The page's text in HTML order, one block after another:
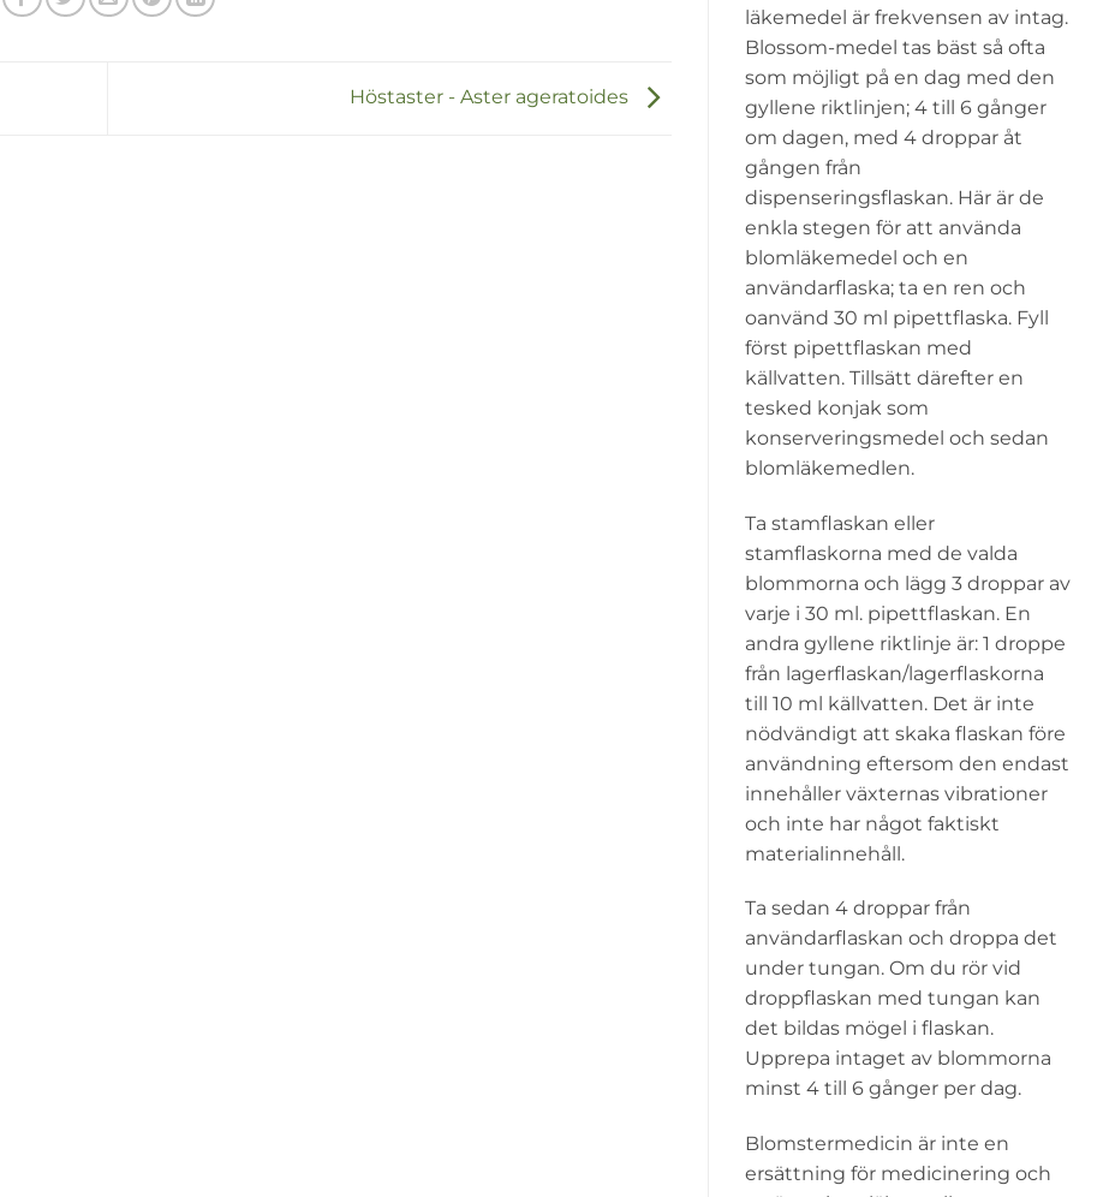
Höstaster - Aster ageratoides
läkemedel är frekvensen av intag.
Blossom-medel tas bäst så ofta
som möjligt på en dag med den
gyllene riktlinjen; 4 till 6 gånger
om dagen, med 4 droppar åt
gången från
dispenseringsflaskan. Här är de
enkla stegen för att använda
blomläkemedel och en
användarflaska; ta en ren och
oanvänd 30 ml pipettflaska. Fyll
först pipettflaskan med
källvatten. Tillsätt därefter en
tesked konjak som
konserveringsmedel och sedan
blomläkemedlen.
Ta stamflaskan eller
stamflaskorna med de valda
blommorna och lägg 3 droppar av
varje i 30 ml. pipettflaskan. En
andra gyllene riktlinje är: 1 droppe
från lagerflaskan/lagerflaskorna
till 10 ml källvatten. Det är inte
nödvändigt att skaka flaskan före
användning eftersom den endast
innehåller växternas vibrationer
och inte har något faktiskt
materialinnehåll.
Ta sedan 4 droppar från
användarflaskan och droppa det
under tungan. Om du rör vid
droppflaskan med tungan kan
det bildas mögel i flaskan.
Upprepa intaget av blommorna
minst 4 till 6 gånger per dag.
Blomstermedicin är inte en
ersättning för medicinering och